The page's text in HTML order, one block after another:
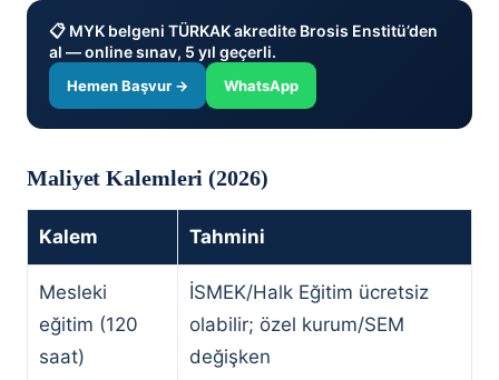
📋 MYK belgeni TÜRKAK akredite Brosis Enstitü’den
al — online sınav, 5 yıl geçerli.
Hemen Başvur → WhatsApp
Maliyet Kalemleri (2026)
Kalem Tahmini
Mesleki
eğitim (120
saat)
İSMEK/Halk Eğitim ücretsiz
olabilir; özel kurum/SEM
değişken